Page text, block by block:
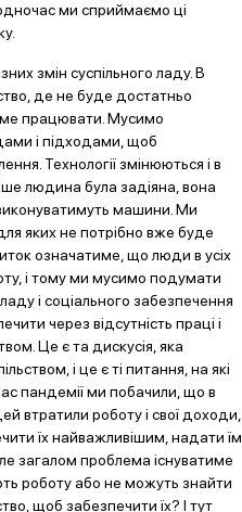
ми сприймаємо ці
змін суспільного ладу. В
де не буде достатньо
працювати. Мусимо
і підходами, щоб
Технології змінюються і в
людина була задіяна, вона
машини. Ми
яких не потрібно вже буде
означатиме, що люди в усіх
і тому ми мусимо подумати
і соціального забезпечення
через відсутність праці і
Це є та дискусія, яка
і це є ті питання, на які
пандемії ми побачили, що в
втратили роботу і свої доходи,
їх найважливішим, надати їм
загалом проблема існуватиме
роботу або не можуть знайти
щоб забезпечити їх? І тут